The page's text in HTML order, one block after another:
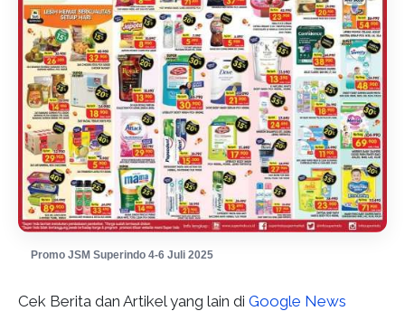
Promo JSM Superindo 4-6 Juli 2025
Cek Berita dan Artikel yang lain di Google News